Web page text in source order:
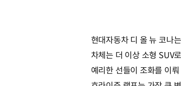
현대자동차 디 올 뉴 코나
차체는 더 이상 소형 SUV
예리한 선들이 조화를 이